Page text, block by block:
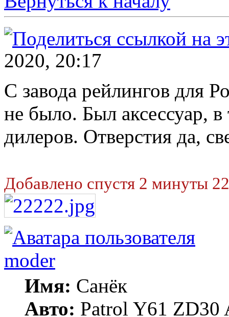
2020, 20:17
С завода рейлингов для
не было. Был аксессуар,
дилеров. Отверстия да,
Добавлено спустя 2 минуты
moder
Имя: Санёк
Авто: Patrol Y61 ZD30